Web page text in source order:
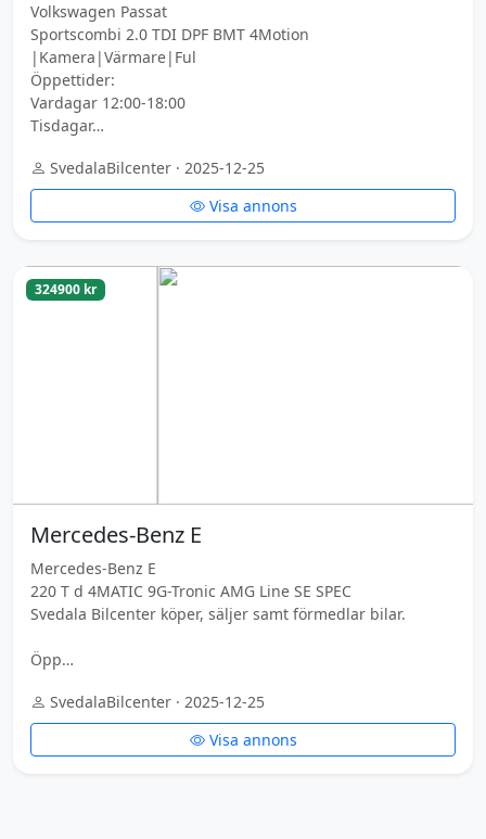
Volkswagen Passat
Sportscombi 2.0 TDI DPF BMT 4Motion
|Kamera|Värmare|Ful
Öppettider:
Vardagar 12:00-18:00
Tisdagar…
SvedalaBilcenter · 2025-12-25
Visa annons
324900 kr
Mercedes-Benz E
Mercedes-Benz E
220 T d 4MATIC 9G-Tronic AMG Line SE SPEC
Svedala Bilcenter köper, säljer samt förmedlar bilar.
Öpp…
SvedalaBilcenter · 2025-12-25
Visa annons